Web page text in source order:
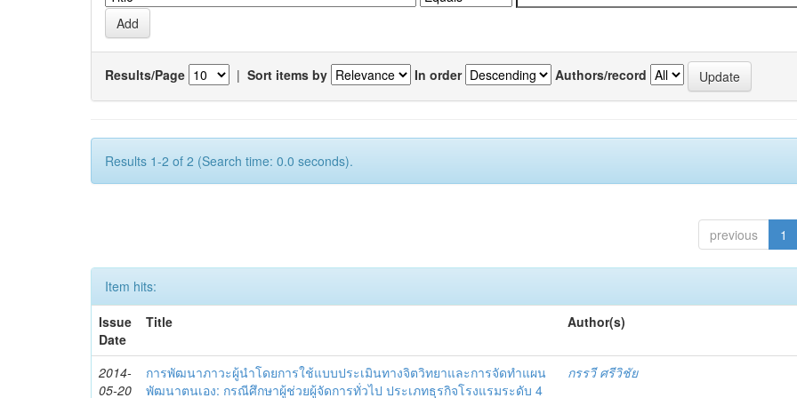
Results/Page | Sort items by In order Authors/record
Results 1-2 of 2 (Search time: 0.0 seconds).
previous 1
Item hits:
Issue
Date
Title Author(s)
2014-
05-20
การพัฒนาภาวะผู้นำโดยการใช้แบบประเมินทางจิตวิทยาและการจัดทำแผน
พัฒนาตนเอง: กรณีศึกษาผู้ช่วยผู้จัดการทั่วไป ประเภทธุรกิจโรงแรมระดับ 4
กรรวี ศรีวิชัย